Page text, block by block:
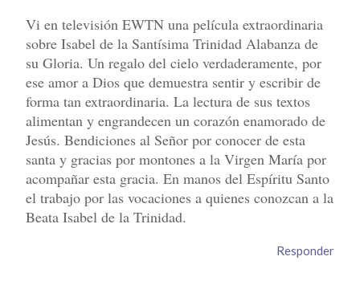
Vi en televisión EWTN una película extraordinaria
sobre Isabel de la Santísima Trinidad Alabanza de
su Gloria. Un regalo del cielo verdaderamente, por
ese amor a Dios que demuestra sentir y escribir de
forma tan extraordinaria. La lectura de sus textos
alimentan y engrandecen un corazón enamorado de
Jesús. Bendiciones al Señor por conocer de esta
santa y gracias por montones a la Virgen María por
acompañar esta gracia. En manos del Espíritu Santo
el trabajo por las vocaciones a quienes conozcan a la
Beata Isabel de la Trinidad.
Responder